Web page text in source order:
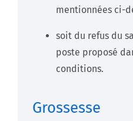
mentionnées ci-
soit du refus du
poste proposé
conditions.
Grossesse